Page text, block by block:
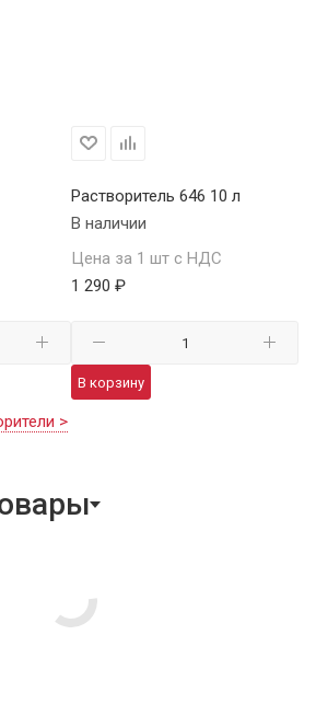
Растворитель 646 10 л
В наличии
Цена за 1 шт с НДС
1 290 ₽
В корзину
>